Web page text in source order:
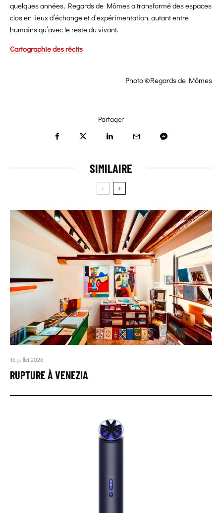
quelques années, Regards de Mômes a transformé des espaces
clos en lieux d’échange et d’expérimentation, autant entre
humains qu’avec le reste du vivant.
Cartographie des récits
Photo ©Regards de Mômes
Partager
SIMILAIRE
16 juillet 2026
RUPTURE À VENEZIA